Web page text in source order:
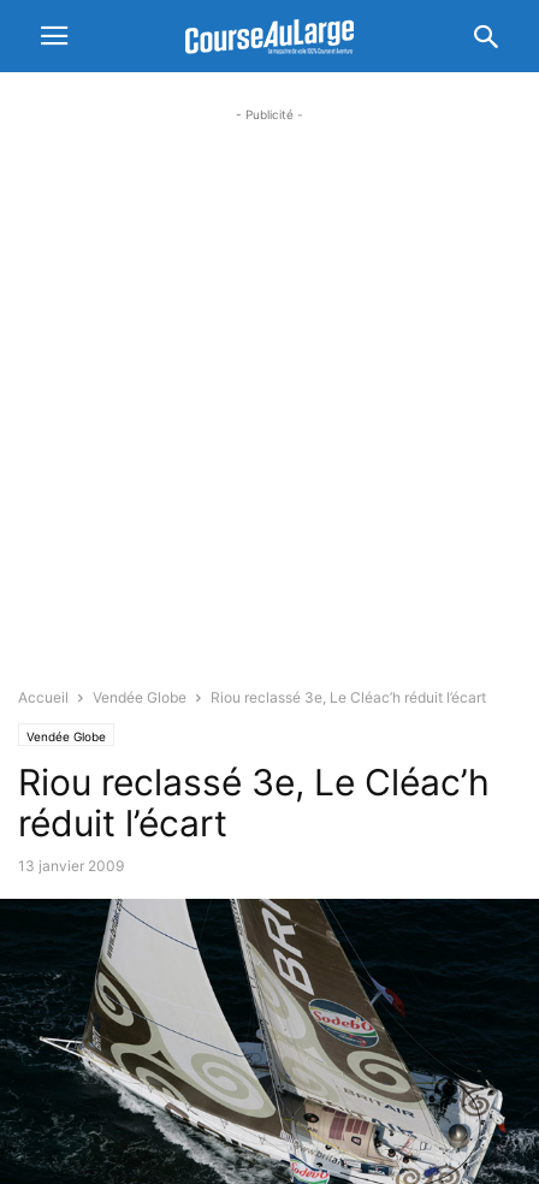
- Publicité -
Accueil Vendée Globe Riou reclassé 3e, Le Cléac’h réduit l’écart
Vendée Globe
Riou reclassé 3e, Le Cléac’h
réduit l’écart
13 janvier 2009